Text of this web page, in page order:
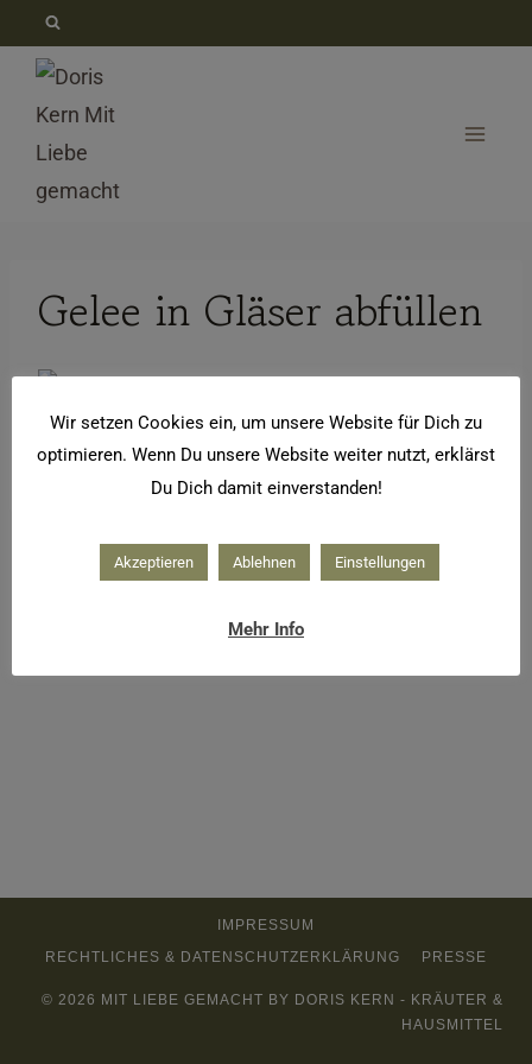
Inhalt
Gelee in Gläser abfüllen
Gelee in Gläser abfüllen
IMPRESSUM
RECHTLICHES & DATENSCHUTZERKLÄRUNG
PRESSE
© 2026 MIT LIEBE GEMACHT BY DORIS KERN - KRÄUTER &
HAUSMITTEL
Wir setzen Cookies ein, um unsere Website für Dich zu
optimieren. Wenn Du unsere Website weiter nutzt, erklärst
Du Dich damit einverstanden!
Akzeptieren Ablehnen Einstellungen
Mehr Info